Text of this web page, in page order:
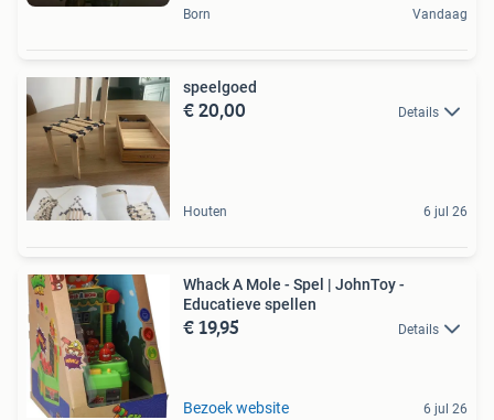
Born Vandaag
speelgoed
€ 20,00 Details
Houten 6 jul 26
Whack A Mole - Spel | JohnToy -
Educatieve spellen
€ 19,95 Details
Bezoek website 6 jul 26